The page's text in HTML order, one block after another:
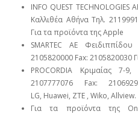
INFO QUEST
Καλλιθέα Αθήνα Τηλ.
Για τα προϊόντα της Apple
SMARTEC ΑΕ
2105820000 Fax: 2105820030
PROCORDIA Κριμαίας
2107777076 Fax:
LG, Huawei, ΖΤΕ , Wiko, Allview.
Για τα προϊόντα της